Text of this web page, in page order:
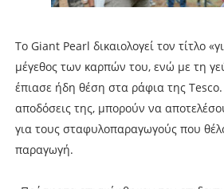
Το Giant Pearl δικαιολογεί τον τίτλο
μέγεθος των καρπών του, ενώ με τη
έπιασε ήδη θέση στα ράφια της Tesco.
αποδόσεις της, µπορούν να
για τους σταφυλοπαραγωγούς που
παραγωγή.